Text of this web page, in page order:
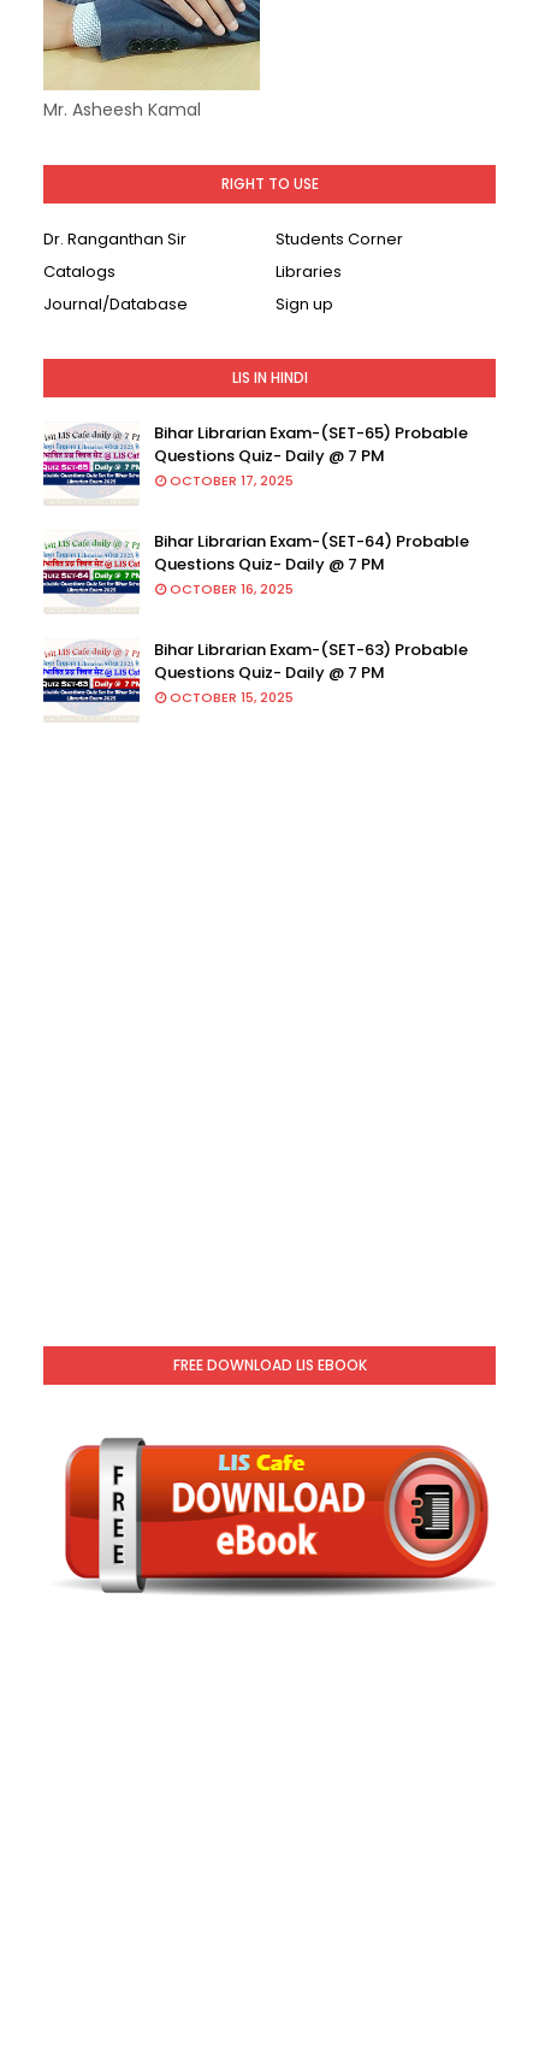
Mr. Asheesh Kamal
RIGHT TO USE
Dr. Ranganthan Sir
Students Corner
Catalogs
Libraries
Journal/Database
Sign up
LIS IN HINDI
Bihar Librarian Exam-(SET-65) Probable
Questions Quiz- Daily @ 7 PM
OCTOBER 17, 2025
Bihar Librarian Exam-(SET-64) Probable
Questions Quiz- Daily @ 7 PM
OCTOBER 16, 2025
Bihar Librarian Exam-(SET-63) Probable
Questions Quiz- Daily @ 7 PM
OCTOBER 15, 2025
FREE DOWNLOAD LIS EBOOK